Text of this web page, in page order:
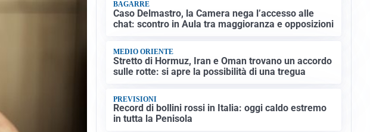
BAGARRE
Caso Delmastro, la Camera nega l’accesso alle
chat: scontro in Aula tra maggioranza e opposizioni
MEDIO ORIENTE
Stretto di Hormuz, Iran e Oman trovano un accordo
sulle rotte: si apre la possibilità di una tregua
PREVISIONI
Record di bollini rossi in Italia: oggi caldo estremo
in tutta la Penisola